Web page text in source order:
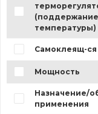
(поддержание
температуры)
Самоклеящ-ся
Мощность
Назначение/
применения